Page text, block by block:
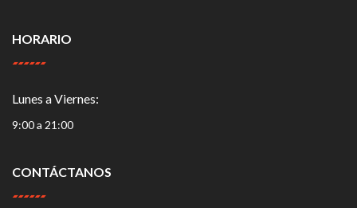
HORARIO
Lunes a Viernes:
9:00 a 21:00
CONTÁCTANOS